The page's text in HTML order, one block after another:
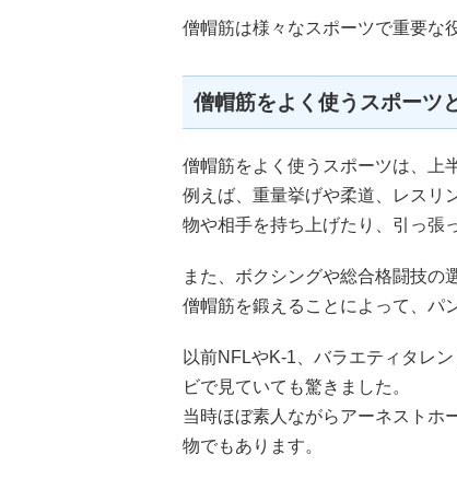
僧帽筋は様々なスポーツで重要な
僧帽筋をよく使うスポーツ
僧帽筋をよく使うスポーツは、上
例えば、重量挙げや柔道、レスリ
物や相手を持ち上げたり、引っ張
また、ボクシングや総合格闘技の
僧帽筋を鍛えることによって、パ
以前NFLやK-1、バラエティタレ
ビで見ていても驚きました。
当時ほぼ素人ながらアーネストホ
物でもあります。